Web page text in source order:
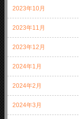
2023年10月
2023年11月
2023年12月
2024年1月
2024年2月
2024年3月